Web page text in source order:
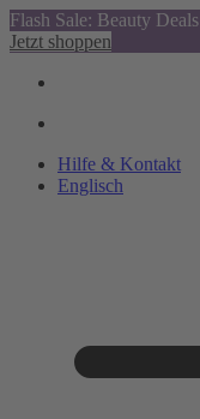
Flash Sale: Beauty
Jetzt shoppen
Hilfe & Kontakt
Englisch